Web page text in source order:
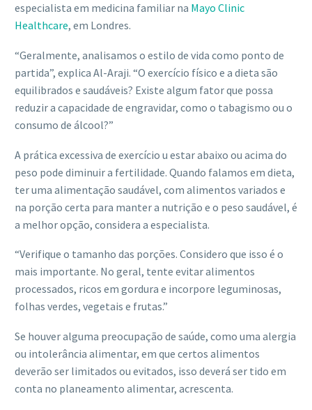
especialista em medicina familiar na Mayo Clinic
Healthcare, em Londres.
“Geralmente, analisamos o estilo de vida como ponto de
partida”, explica Al-Araji. “O exercício físico e a dieta são
equilibrados e saudáveis? Existe algum fator que possa
reduzir a capacidade de engravidar, como o tabagismo ou o
consumo de álcool?”
A prática excessiva de exercício u estar abaixo ou acima do
peso pode diminuir a fertilidade. Quando falamos em dieta,
ter uma alimentação saudável, com alimentos variados e
na porção certa para manter a nutrição e o peso saudável, é
a melhor opção, considera a especialista.
“Verifique o tamanho das porções. Considero que isso é o
mais importante. No geral, tente evitar alimentos
processados, ricos em gordura e incorpore leguminosas,
folhas verdes, vegetais e frutas.”
Se houver alguma preocupação de saúde, como uma alergia
ou intolerância alimentar, em que certos alimentos
deverão ser limitados ou evitados, isso deverá ser tido em
conta no planeamento alimentar, acrescenta.